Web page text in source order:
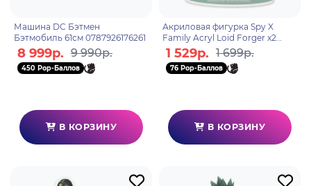
Машина DC Бэтмен
Бэтмобиль 61см 0787926176261
8 999р. 9 990р.
450 Pop-Баллов
В КОРЗИНУ
Акриловая фигурка Spy X
Family Acryl Loid Forger x2
ABYACF178
1 529р. 1 699р.
76 Pop-Баллов
В КОРЗИНУ